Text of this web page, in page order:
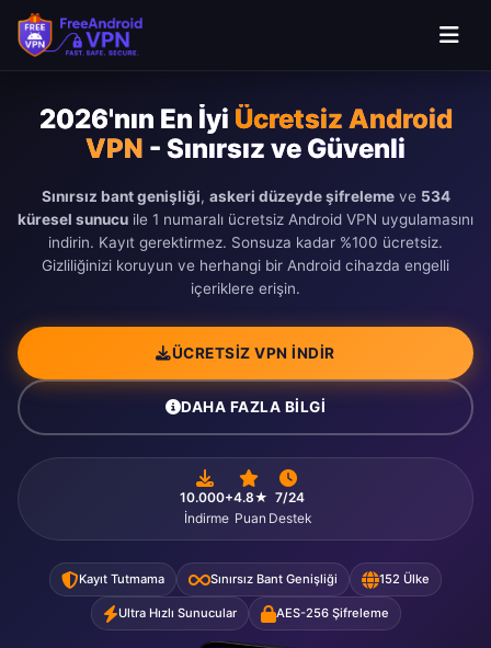
Ana içeriğe geç
2026'nın En İyi Ücretsiz Android
VPN - Sınırsız ve Güvenli
Sınırsız bant genişliği, askeri düzeyde şifrelemeve 534
küresel sunucu ile 1 numaralı ücretsiz Android VPN uygulamasını
indirin. Kayıt gerektirmez. Sonsuza kadar %100 ücretsiz.
Gizliliğinizi koruyun ve herhangi bir Android cihazda engelli
içeriklere erişin.
ÜCRETSIZ VPN İNDIR
DAHA FAZLA BILGI
10.000+
İndirme
4.8★
Puan
7/24
Destek
Kayıt Tutmama Sınırsız Bant Genişliği 152 Ülke
Ultra Hızlı Sunucular AES-256 Şifreleme